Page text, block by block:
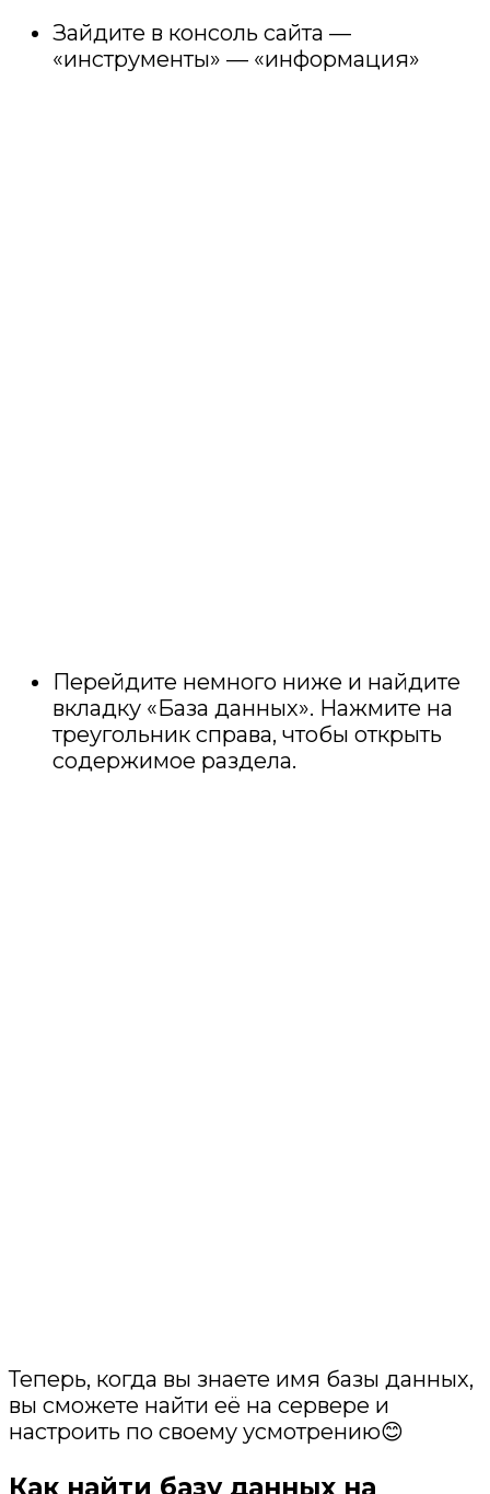
Зайдите в консоль сайта —
«инструменты» — «информация»
Перейдите немного ниже и найдите
вкладку «База данных». Нажмите на
треугольник справа, чтобы открыть
содержимое раздела.
Теперь, когда вы знаете имя базы данных,
вы сможете найти её на сервере и
настроить по своему усмотрению😊
Как найти базу данных на